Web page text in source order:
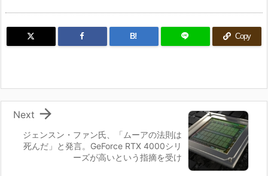
B! Copy
ジェンスン・ファン氏、「ムーアの法則は
死んだ」と発言。GeForce RTX 4000シリ
ーズが高いという指摘を受け

Next